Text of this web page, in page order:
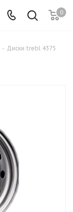
0
- Диски trebl 4375